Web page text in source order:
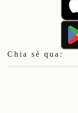
Chia sẻ qua: